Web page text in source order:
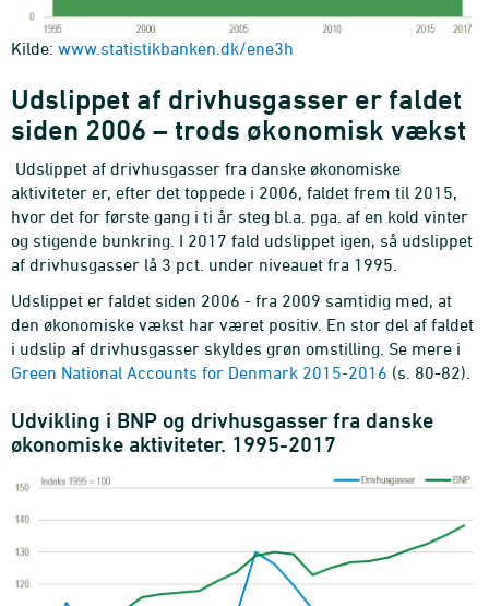
Kilde: www.statistikbanken.dk/ene3h
Udslippet af drivhusgasser er faldet
siden 2006 – trods økonomisk vækst
Udslippet af drivhusgasser fra danske økonomiske
aktiviteter er, efter det toppede i 2006, faldet frem til 2015,
hvor det for første gang i ti år steg bl.a. pga. af en kold vinter
og stigende bunkring. I 2017 fald udslippet igen, så udslippet
af drivhusgasser lå 3 pct. under niveauet fra 1995.
Udslippet er faldet siden 2006 - fra 2009 samtidig med, at
den økonomiske vækst har været positiv. En stor del af faldet
i udslip af drivhusgasser skyldes grøn omstilling. Se mere i
Green National Accounts for Denmark 2015-2016 (s. 80-82).
Udvikling i BNP og drivhusgasser fra danske
økonomiske aktiviteter. 1995-2017